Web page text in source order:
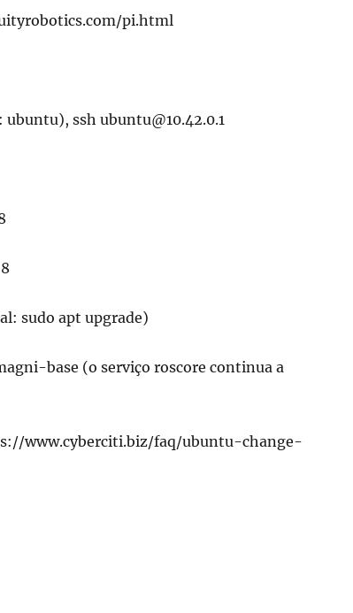
pi.html
ssh ubuntu@10.42.0.1
sudo apt upgrade)
base (o serviço roscore continua a
www.cyberciti.biz/faq/ubuntu-change-